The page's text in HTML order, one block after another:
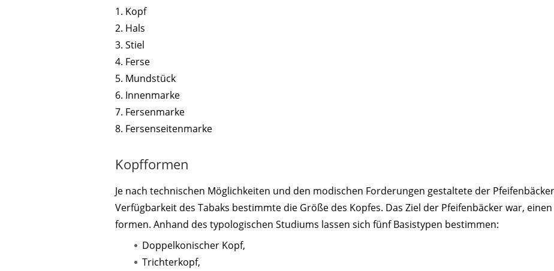
1. Kopf
2. Hals
3. Stiel
4. Ferse
5. Mundstück
6. Innenmarke
7. Fersenmarke
8. Fersenseitenmarke
Kopfformen
Je nach technischen Möglichkeiten und den modischen Forderungen gestaltete der
Verfügbarkeit des Tabaks bestimmte die Größe des Kopfes. Das Ziel der Pfeifenbäcker war,
formen. Anhand des typologischen Studiums lassen sich fünf Basistypen bestimmen:
Doppelkonischer Kopf,
Trichterkopf,